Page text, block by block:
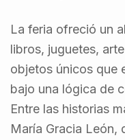
La feria ofreció un
libros, juguetes,
objetos únicos que
bajo una lógica de
Entre las historias
María Gracia León,